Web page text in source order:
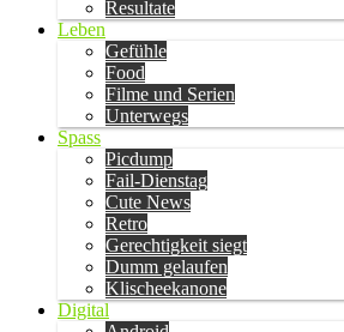
Resultate
Leben
Gefühle
Food
Filme und Serien
Unterwegs
Spass
Picdump
Fail-Dienstag
Cute News
Retro
Gerechtigkeit siegt
Dumm gelaufen
Klischeekanone
Digital